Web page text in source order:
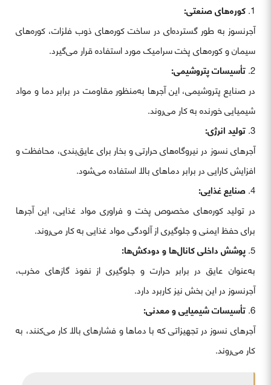
کوره‌های صنعتی:
آجرنسوز به طور گسترده‌ای در ساخت کوره‌های ذوب فلزات، کوره‌های
سیمان و کوره‌های پخت سرامیک مورد استفاده قرار می‌گیرد.
تأسیسات پتروشیمی:
در صنایع پتروشیمی، این آجرها به‌منظور مقاومت در برابر دما و مواد
شیمیایی خورنده به کار می‌روند.
تولید انرژی:
آجرهای نسوز در نیروگاه‌های حرارتی و بخار برای عایق‌بندی، محافظت و
افزایش کارایی در برابر دماهای بالا استفاده می‌شود.
صنایع غذایی:
در تولید کوره‌های مخصوص پخت و فراوری مواد غذایی، این آجرها
برای حفظ ایمنی و جلوگیری از آلودگی مواد غذایی به کار می‌روند.
پوشش داخلی کانال‌ها و دودکش‌ها:
به‌عنوان عایق در برابر حرارت و جلوگیری از نفوذ گازهای مخرب،
آجرنسوز در این بخش نیز کاربرد دارد.
تأسیسات شیمیایی و معدنی:
آجرهای نسوز در تجهیزاتی که با دماها و فشارهای بالا کار می‌کنند، به
کار می‌روند.